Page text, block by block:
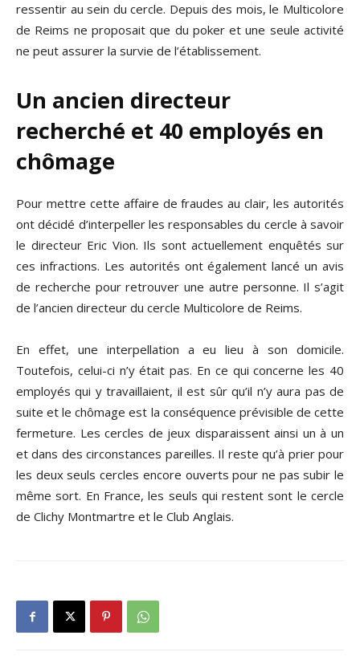
ressentir au sein du cercle. Depuis des mois, le Multicolore
de Reims ne proposait que du poker et une seule activité
ne peut assurer la survie de l’établissement.
Un ancien directeur
recherché et 40 employés en
chômage
Pour mettre cette affaire de fraudes au clair, les autorités
ont décidé d’interpeller les responsables du cercle à savoir
le directeur Eric Vion. Ils sont actuellement enquêtés sur
ces infractions. Les autorités ont également lancé un avis
de recherche pour retrouver une autre personne. Il s’agit
de l’ancien directeur du cercle Multicolore de Reims.
En effet, une interpellation a eu lieu à son domicile.
Toutefois, celui-ci n’y était pas. En ce qui concerne les 40
employés qui y travaillaient, il est sûr qu’il n’y aura pas de
suite et le chômage est la conséquence prévisible de cette
fermeture. Les cercles de jeux disparaissent ainsi un à un
et dans des circonstances pareilles. Il reste qu’à prier pour
les deux seuls cercles encore ouverts pour ne pas subir le
même sort. En France, les seuls qui restent sont le cercle
de Clichy Montmartre et le Club Anglais.